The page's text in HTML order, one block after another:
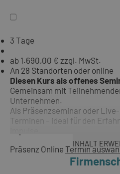
3 Tage
ab 1.690,00 € zzgl. MwSt.
An 28 Standorten oder online
Diesen Kurs als offenes
Gemeinsam mit
Unternehmen.
Als Präsenzseminar oder
Terminen – ideal für den
INHALT
Präsenz Online Termin